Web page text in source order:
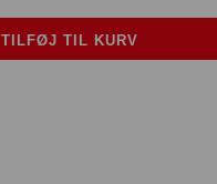
TILFØJ TIL KURV